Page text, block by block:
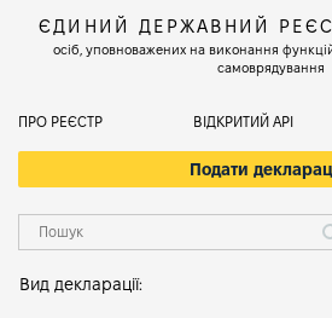
ЄДИНИЙ ДЕРЖАВНИЙ
осіб, уповноважених на виконання
самоврядування
ПРО РЕЄСТР ВІДКРИТИЙ АРІ
Подати
Вид декларації: